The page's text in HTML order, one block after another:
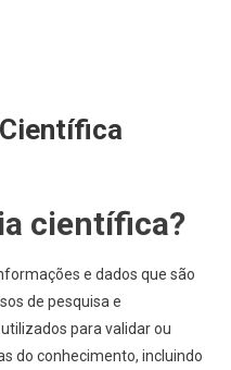
científica?
e dados que são
de pesquisa e
para validar ou
do conhecimento, incluindo